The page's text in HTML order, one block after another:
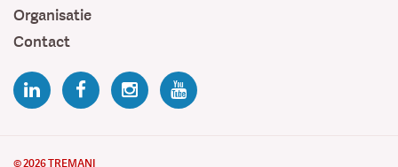
Organisatie
Contact
© 2026TREMANI